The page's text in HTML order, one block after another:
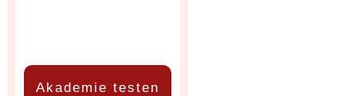
Akademie testen